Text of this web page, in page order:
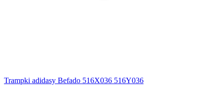
Trampki adidasy Befado 516X036 516Y036